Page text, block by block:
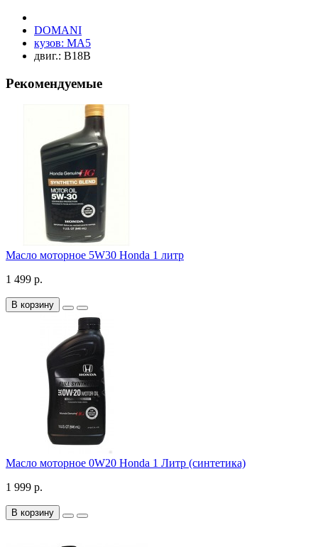
DOMANI
кузов: MA5
двиг.: B18B
Рекомендуемые
Масло моторное 5W30 Honda 1 литр
1 499 р.
В корзину
Масло моторное 0W20 Honda 1 Литр (синтетика)
1 999 р.
В корзину